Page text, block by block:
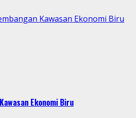
Kawasan Ekonomi Biru
Ekonomi Biru